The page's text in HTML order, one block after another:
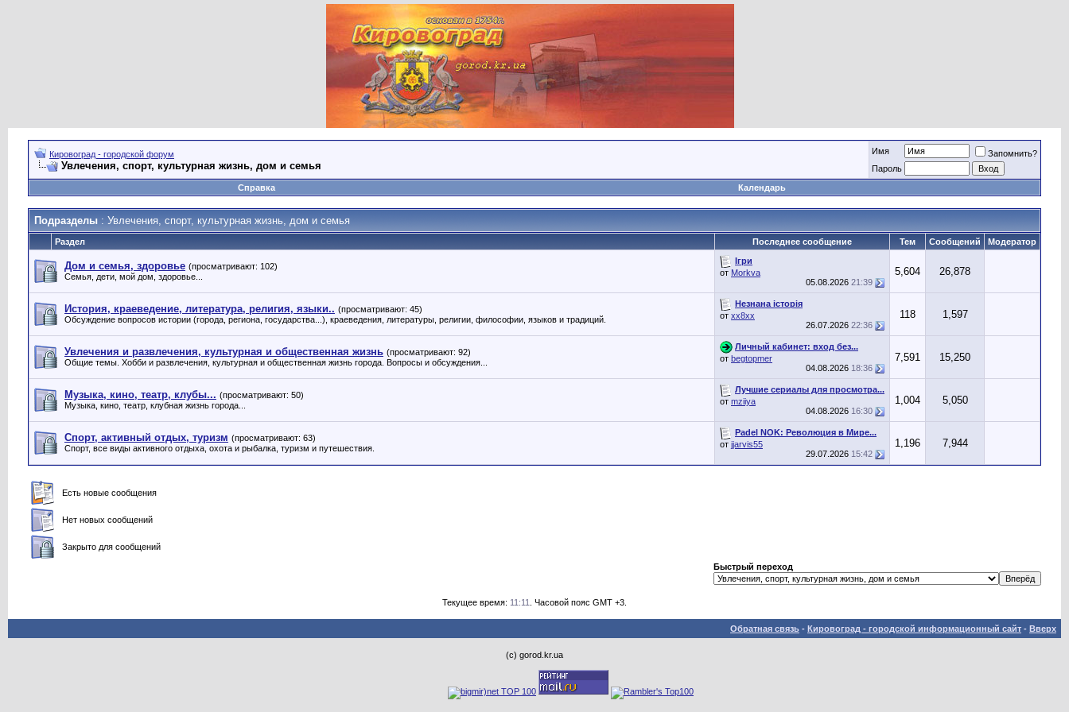
Кировоград - городской форум
Увлечения, спорт, культурная жизнь, дом и семья
Имя
Запомнить?
Пароль
Справка
Календарь
Подразделы : Увлечения, спорт, культурная жизнь, дом и семья
Раздел Последнее сообщение Тем Сообщений Модератор
Дом и семья, здоровье (просматривают: 102)
Семья, дети, мой дом, здоровье...
Ігри
от Morkva
05.08.2026 21:39
5,604 26,878
История, краеведение, литература, религия, языки.. (просматривают: 45)
Обсуждение вопросов истории (города, региона, государства...), краеведения, литературы, религии, философии, языков и традиций.
Незнана історія
от хх8хх
26.07.2026 22:36
118 1,597
Увлечения и развлечения, культурная и общественная жизнь (просматривают: 92)
Общие темы. Хобби и развлечения, культурная и общественная жизнь города. Вопросы и обсуждения...
Личный кабинет: вход без...
от begtopmer
04.08.2026 18:36
7,591 15,250
Музыка, кино, театр, клубы... (просматривают: 50)
Музыка, кино, театр, клубная жизнь города...
Лучшие сериалы для просмотра...
от mziiya
04.08.2026 16:30
1,004 5,050
Спорт, активный отдых, туризм (просматривают: 63)
Спорт, все виды активного отдыха, охота и рыбалка, туризм и путешествия.
Padel NOK: Революция в Мире...
от jjarvis55
29.07.2026 15:42
1,196 7,944
Есть новые сообщения
Нет новых сообщений
Закрыто для сообщений
Быстрый переход
Текущее время: 11:11 . Часовой пояс GMT +3.
Обратная связь - Кировоград - городской информационный сайт - Вверх
(с) gorod.kr.ua